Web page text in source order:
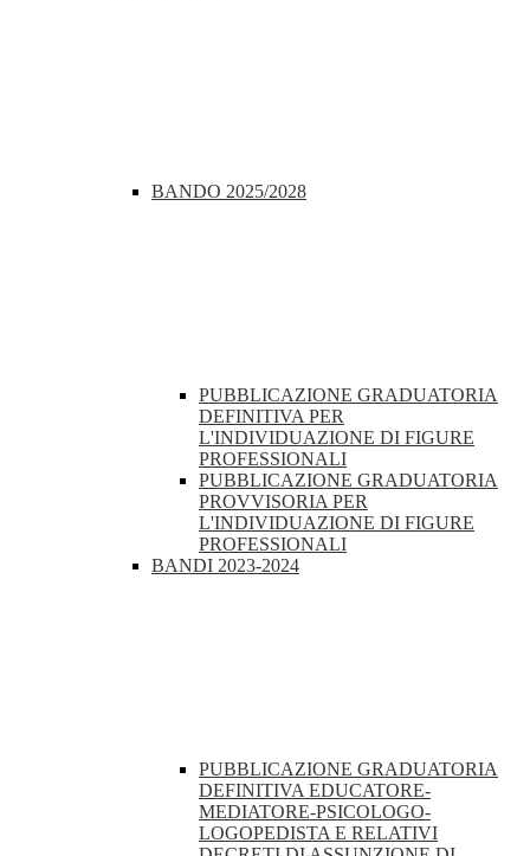
BANDO 2025/2028
PUBBLICAZIONE GRADUATORIA
DEFINITIVA PER
L'INDIVIDUAZIONE DI FIGURE
PROFESSIONALI
PUBBLICAZIONE GRADUATORIA
PROVVISORIA PER
L'INDIVIDUAZIONE DI FIGURE
PROFESSIONALI
BANDI 2023-2024
PUBBLICAZIONE GRADUATORIA
DEFINITIVA EDUCATORE-
MEDIATORE-PSICOLOGO-
LOGOPEDISTA E RELATIVI